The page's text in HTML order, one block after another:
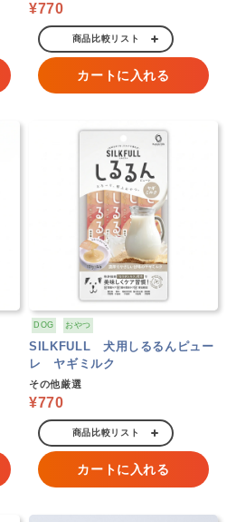
¥770
商品比較リスト
カートに入れる
DOG おやつ
SILKFULL 犬用しるるんピュー
レ ヤギミルク
その他厳選
¥770
商品比較リスト
カートに入れる